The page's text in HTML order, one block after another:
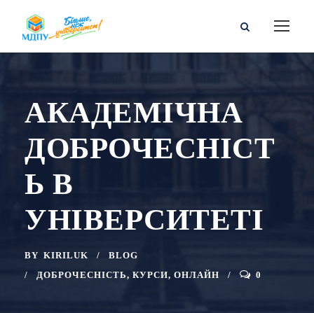
АКАДЕМІЧНА
ДОБРОЧЕСНІСТ
Ь В
УНІВЕРСИТЕТІ
BY KIRILUK
BLOG
ДОБРОЧЕСНІСТЬ, КУРСИ, ОНЛАЙН 0